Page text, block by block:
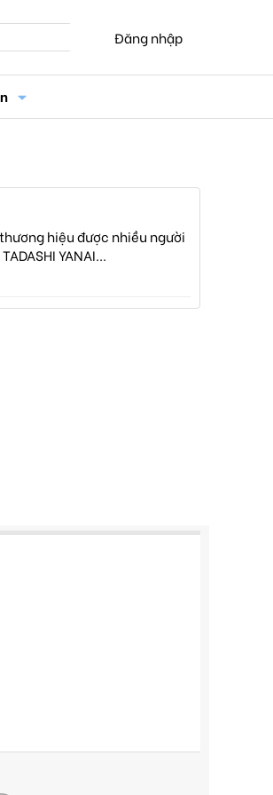
Đăng nhập
hiệu được nhiều người
YANAI...